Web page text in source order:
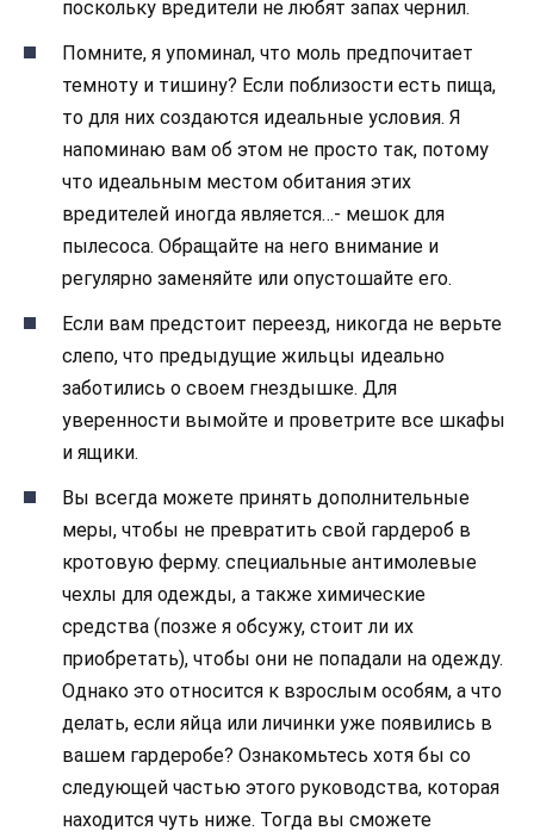
поскольку вредители не любят запах чернил.
Помните, я упоминал, что моль предпочитает
темноту и тишину? Если поблизости есть пища,
то для них создаются идеальные условия. Я
напоминаю вам об этом не просто так, потому
что идеальным местом обитания этих
вредителей иногда является…- мешок для
пылесоса. Обращайте на него внимание и
регулярно заменяйте или опустошайте его.
Если вам предстоит переезд, никогда не верьте
слепо, что предыдущие жильцы идеально
заботились о своем гнездышке. Для
уверенности вымойте и проветрите все шкафы
и ящики.
Вы всегда можете принять дополнительные
меры, чтобы не превратить свой гардероб в
кротовую ферму. специальные антимолевые
чехлы для одежды, а также химические
средства (позже я обсужу, стоит ли их
приобретать), чтобы они не попадали на одежду.
Однако это относится к взрослым особям, а что
делать, если яйца или личинки уже появились в
вашем гардеробе? Ознакомьтесь хотя бы со
следующей частью этого руководства, которая
находится чуть ниже. Тогда вы сможете